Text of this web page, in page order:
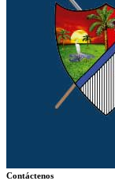
Contáctenos